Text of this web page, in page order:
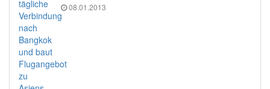
08.01.2013